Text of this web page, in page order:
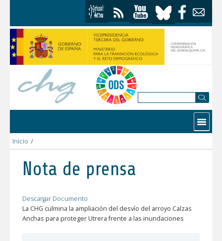
Contactar
Inicio /
Nota de prensa
Descargar Documento
La CHG culmina la ampliación del desvío del arroyo Calzas
Anchas para proteger Utrera frente a las inundaciones